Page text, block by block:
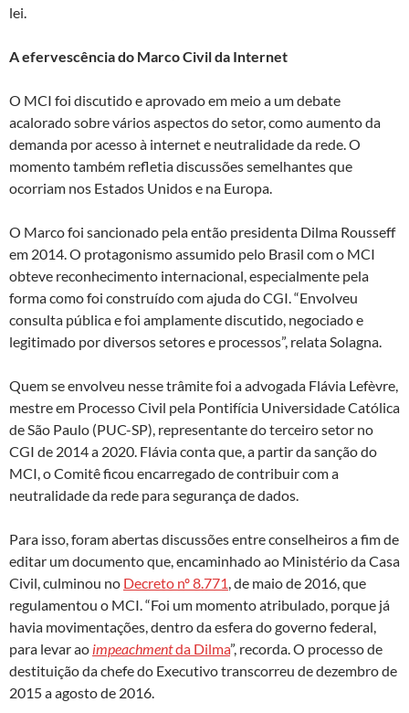
lei.
A efervescência do Marco Civil da Internet
O MCI foi discutido e aprovado em meio a um debate
acalorado sobre vários aspectos do setor, como aumento da
demanda por acesso à internet e neutralidade da rede. O
momento também refletia discussões semelhantes que
ocorriam nos Estados Unidos e na Europa.
O Marco foi sancionado pela então presidenta Dilma Rousseff
em 2014. O protagonismo assumido pelo Brasil com o MCI
obteve reconhecimento internacional, especialmente pela
forma como foi construído com ajuda do CGI. “Envolveu
consulta pública e foi amplamente discutido, negociado e
legitimado por diversos setores e processos”, relata Solagna.
Quem se envolveu nesse trâmite foi a advogada Flávia Lefèvre,
mestre em Processo Civil pela Pontifícia Universidade Católica
de São Paulo (PUC-SP), representante do terceiro setor no
CGI de 2014 a 2020. Flávia conta que, a partir da sanção do
MCI, o Comitê ficou encarregado de contribuir com a
neutralidade da rede para segurança de dados.
Para isso, foram abertas discussões entre conselheiros a fim de
editar um documento que, encaminhado ao Ministério da Casa
Civil, culminou no Decreto nº 8.771, de maio de 2016, que
regulamentou o MCI. “Foi um momento atribulado, porque já
havia movimentações, dentro da esfera do governo federal,
para levar ao impeachmentda Dilma”, recorda. O processo de
destituição da chefe do Executivo transcorreu de dezembro de
2015 a agosto de 2016.